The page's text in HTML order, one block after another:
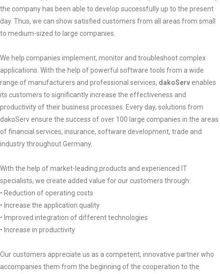
the company has been able to develop successfully up to the present
day. Thus, we can show satisfied customers from all areas from small
to medium-sized to large companies.
We help companies implement, monitor and troubleshoot complex
applications. With the help of powerful software tools from a wide
range of manufacturers and professional services, dakoServenables
its customers to significantly increase the effectiveness and
productivity of their business processes. Every day, solutions from
dakoServ ensure the success of over 100 large companies in the areas
of financial services, insurance, software development, trade and
industry throughout Germany.
With the help of market-leading products and experienced IT
specialists, we create added value for our customers through:
• Reduction of operating costs
• Increase the application quality
• Improved integration of different technologies
• Increase in productivity
Our customers appreciate us as a competent, innovative partner who
accompanies them from the beginning of the cooperation to the